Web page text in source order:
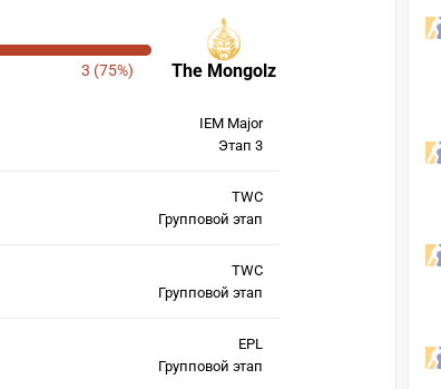
The Mongolz
3 (75%)
IEM Major
Этап 3
TWC
Групповой этап
TWC
Групповой этап
EPL
Групповой этап